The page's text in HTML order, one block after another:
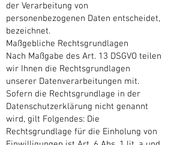
der Verarbeitung von
personenbezogenen Daten entscheidet,
bezeichnet.
Maßgebliche Rechtsgrundlagen
Nach Maßgabe des Art. 13 DSGVO teilen
wir Ihnen die Rechtsgrundlagen
unserer Datenverarbeitungen mit.
Sofern die Rechtsgrundlage in der
Datenschutzerklärung nicht genannt
wird, gilt Folgendes: Die
Rechtsgrundlage für die Einholung von